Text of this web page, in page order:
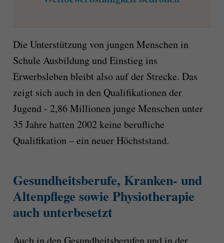
Die Unterstützung von jungen Menschen in
Schule Ausbildung und Einstieg ins
Erwerbsleben bleibt also auf der Strecke. Das
zeigt sich auch in den Qualifikationen der
Jugend - 2,86 Millionen junge Menschen unter
35 Jahre hatten 2002 keine berufliche
Qualifikation – ein neuer Höchststand.
Gesundheitsberufe, Kranken- und
Altenpflege sowie Physiotherapie
auch unterbesetzt
Auch in den Gesundheitsberufen und in der